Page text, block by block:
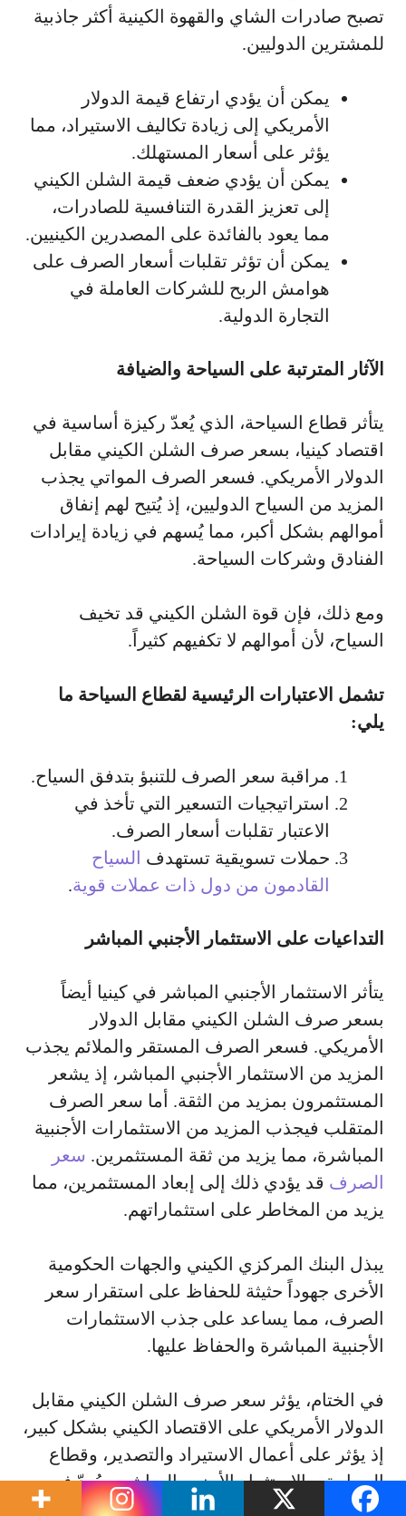
تصبح صادرات الشاي والقهوة الكينية أكثر جاذبية
للمشترين الدوليين.
يمكن أن يؤدي ارتفاع قيمة الدولار
الأمريكي إلى زيادة تكاليف الاستيراد، مما
يؤثر على أسعار المستهلك.
يمكن أن يؤدي ضعف قيمة الشلن الكيني
إلى تعزيز القدرة التنافسية للصادرات،
مما يعود بالفائدة على المصدرين الكينيين.
يمكن أن تؤثر تقلبات أسعار الصرف على
هوامش الربح للشركات العاملة في
التجارة الدولية.
الآثار المترتبة على السياحة والضيافة
يتأثر قطاع السياحة، الذي يُعدّ ركيزة أساسية في
اقتصاد كينيا، بسعر صرف الشلن الكيني مقابل
الدولار الأمريكي. فسعر الصرف المواتي يجذب
المزيد من السياح الدوليين، إذ يُتيح لهم إنفاق
أموالهم بشكل أكبر، مما يُسهم في زيادة إيرادات
الفنادق وشركات السياحة.
ومع ذلك، فإن قوة الشلن الكيني قد تخيف
السياح، لأن أموالهم لا تكفيهم كثيراً.
تشمل الاعتبارات الرئيسية لقطاع السياحة ما
يلي:
مراقبة سعر الصرف للتنبؤ بتدفق السياح.
استراتيجيات التسعير التي تأخذ في
الاعتبار تقلبات أسعار الصرف.
حملات تسويقية تستهدف السياح
القادمون من دول ذات عملات قوية.
التداعيات على الاستثمار الأجنبي المباشر
يتأثر الاستثمار الأجنبي المباشر في كينيا أيضاً
بسعر صرف الشلن الكيني مقابل الدولار
الأمريكي. فسعر الصرف المستقر والملائم يجذب
المزيد من الاستثمار الأجنبي المباشر، إذ يشعر
المستثمرون بمزيد من الثقة. أما سعر الصرف
المتقلب فيجذب المزيد من الاستثمارات الأجنبية
المباشرة، مما يزيد من ثقة المستثمرين. سعر
الصرف قد يؤدي ذلك إلى إبعاد المستثمرين، مما
يزيد من المخاطر على استثماراتهم.
يبذل البنك المركزي الكيني والجهات الحكومية
الأخرى جهوداً حثيثة للحفاظ على استقرار سعر
الصرف، مما يساعد على جذب الاستثمارات
الأجنبية المباشرة والحفاظ عليها.
في الختام، يؤثر سعر صرف الشلن الكيني مقابل
الدولار الأمريكي على الاقتصاد الكيني بشكل كبير،
إذ يؤثر على أعمال الاستيراد والتصدير، وقطاع
السياحة، والاستثمار الأجنبي المباشر. ويُعدّ فهم
هذه التأثيرات أمراً بالغ الأهمية للشركات